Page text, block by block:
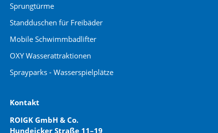
Sprungtürme
Standduschen für Freibäder
Mobile Schwimmbadlifter
OXY Wasserattraktionen
Sprayparks - Wasserspielplätze
Kontakt
ROIGK GmbH & Co.
Hundeicker Straße 11–19